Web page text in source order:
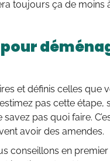
toujours ça de moins
et définis celles que
pas cette étape,
pas quoi faire.
avoir des amendes.
conseillons en